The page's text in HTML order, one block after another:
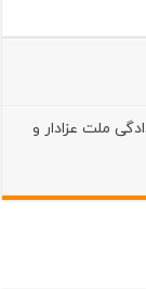
ملت عزادار و